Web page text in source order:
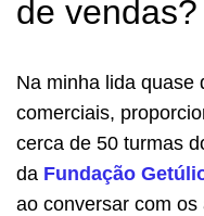
de vendas?
Na minha lida quase
comerciais,
cerca de 50 turmas
da Fundação
ao conversar com